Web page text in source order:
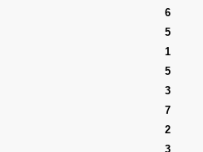
6
5
1
5
3
7
2
3